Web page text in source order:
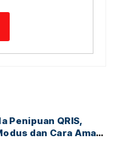
Penipuan QRIS,
dan Cara Aman